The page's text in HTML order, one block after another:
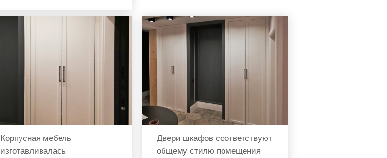
Корпусная мебель
изготавливалась
Двери шкафов соответствуют
общему стилю помещения